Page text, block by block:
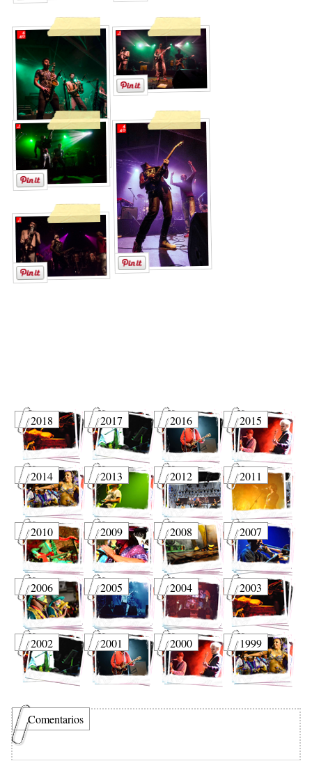
2018 2017 2016 2015
2014 2013 2012 2011
2010 2009 2008 2007
2006 2005 2004 2003
2002 2001 2000 1999
Comentarios